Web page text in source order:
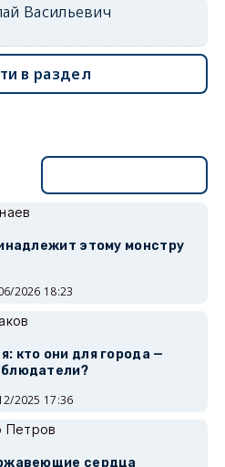
Васильевич
в раздел
этому монстру
2026 18:23
кто они для города —
2025 17:36
Петров
сердца